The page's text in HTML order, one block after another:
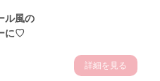
ル風の
に♡
詳細を見る